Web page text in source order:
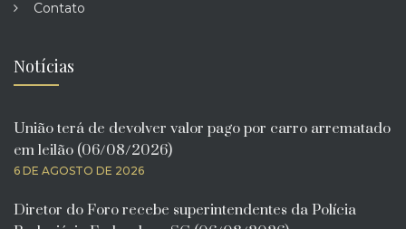
Contato
Notícias
União terá de devolver valor pago por carro arrematado
em leilão (06/08/2026)
6 DE AGOSTO DE 2026
Diretor do Foro recebe superintendentes da Polícia